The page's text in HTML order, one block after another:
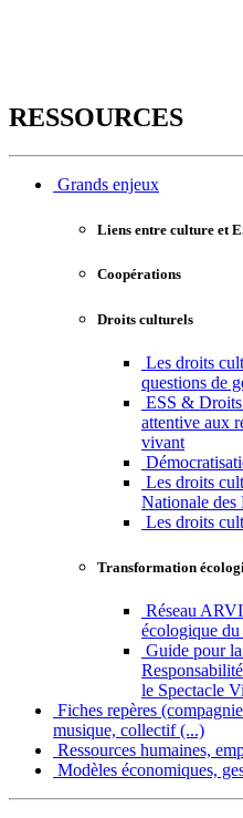
RESSOURCES
Grands enjeux
Liens entre culture et
Coopérations
Droits culturels
Les droits
questions de
ESS &
attentive aux
vivant
Les droits
Nationale des
Les droits
Transformation
Réseau
écologique
Guide pour
le Spectacle
Fiches repères
musique, collectif (...)
Ressources humaines,
Modèles économiques,